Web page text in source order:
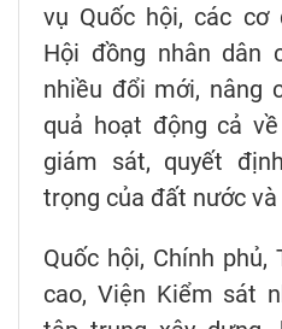
vụ Quốc hội, các cơ
Hội đồng nhân dân
nhiều đổi mới, nâng
quả hoạt động cả
giám sát, quyết
trọng của đất nước
Quốc hội, Chính
cao, Viện Kiểm sát